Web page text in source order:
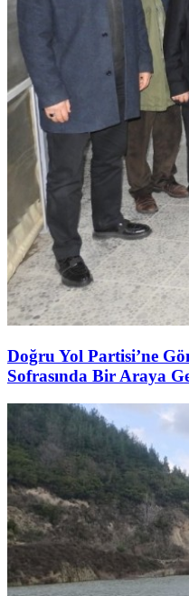
Doğru Yol Partisi’ne
Sofrasında Bir Araya